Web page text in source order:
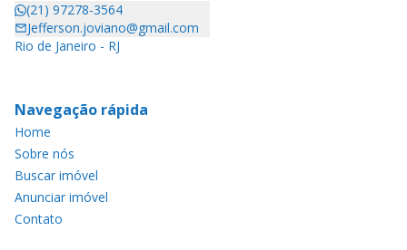
(21) 97278-3564
Jefferson.joviano@gmail.com
Rio de Janeiro - RJ
Navegação rápida
Home
Sobre nós
Buscar imóvel
Anunciar imóvel
Contato